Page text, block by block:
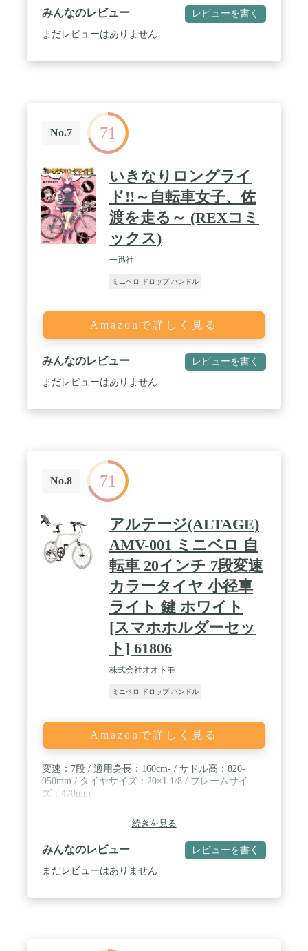
ション変更が容易に行うことが可能です。 / 厚さ：
2mm / カラー：ブルー
みんなのレビュー レビューを書く
まだレビューはありません
No.7 71
いきなりロングライ
ド!!～自転車女子、佐
渡を走る～ (REXコミ
ックス)
一迅社
ミニベロ ドロップ ハンドル
Amazonで詳しく見る
みんなのレビュー レビューを書く
まだレビューはありません
No.8 71
アルテージ(ALTAGE)
AMV-001 ミニベロ 自
転車 20インチ 7段変速
カラータイヤ 小径車
ライト 鍵 ホワイト
[スマホホルダーセッ
ト] 61806
株式会社オオトモ
ミニベロ ドロップ ハンドル
Amazonで詳しく見る
変速：7段 / 適用身長：160cm- / サドル高：820-
950mm / タイヤサイズ：20×1 1/8 / フレームサイ
ズ：470mm
続きを見る
みんなのレビュー レビューを書く
まだレビューはありません